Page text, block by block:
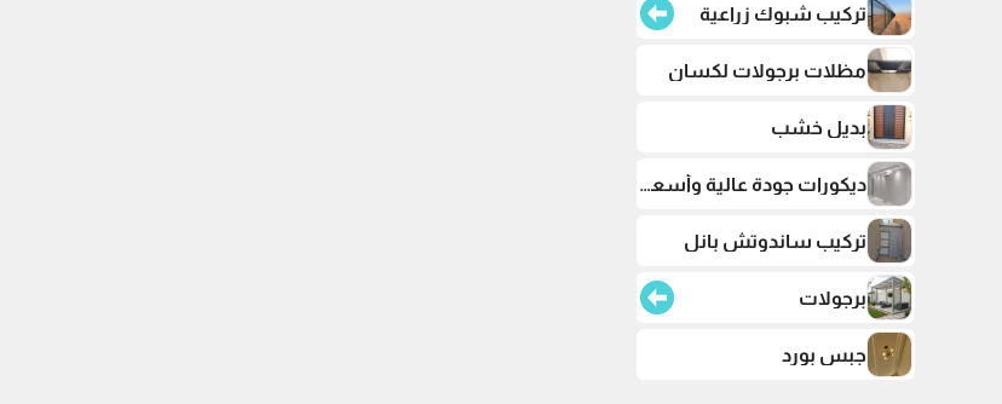
تركيب شبوك زراعية
مظلات برجولات لكسان
بديل خشب
ديكورات جودة عالية وأسعار تنافسية
تركيب ساندوتش بانل
برجولات
جبس بورد